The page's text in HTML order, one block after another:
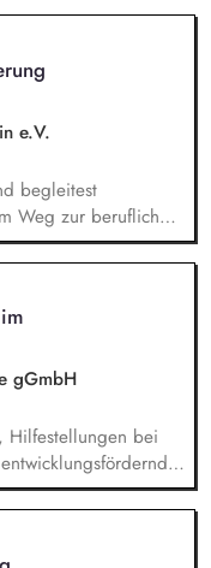
(bei
22 UE bei Vollzeit)
und Beratung von
bist in
und
bei der
der Auszubildenden
e.V.
begleitest
Weg zur beruflichen
insbesondere:
theoretischer
enge
und
auf
Individuelle Beratung
Lehr- und
Aktive
gGmbH
Hilfestellungen bei
und
mit den
Erstellung